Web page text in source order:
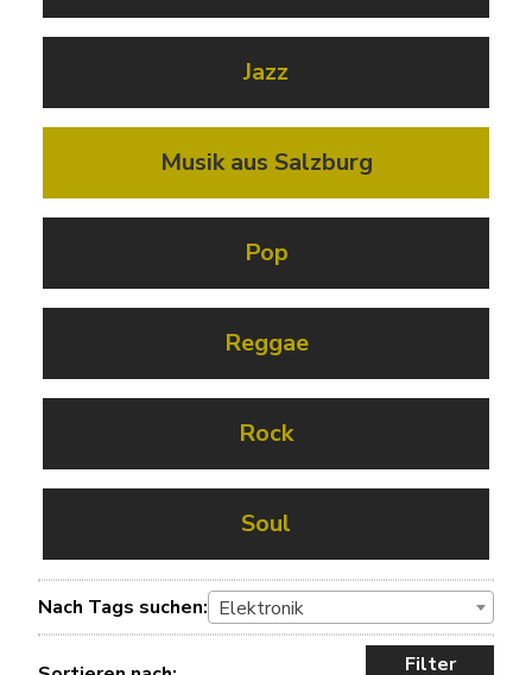
Jazz
Musik aus Salzburg
Pop
Reggae
Rock
Soul
Nach Tags suchen: Elektronik
Filter